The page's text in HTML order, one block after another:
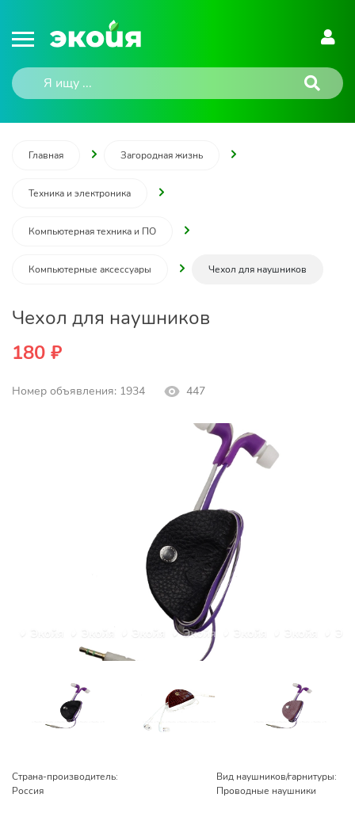
Главная Загородная жизнь
Техника и электроника
Компьютерная техника и ПО
Компьютерные аксессуары Чехол для наушников
Чехол для наушников
180 ₽
Номер объявления: 1934 447
Страна-производитель:
Россия
Вид наушников/гарнитуры:
Проводные наушники